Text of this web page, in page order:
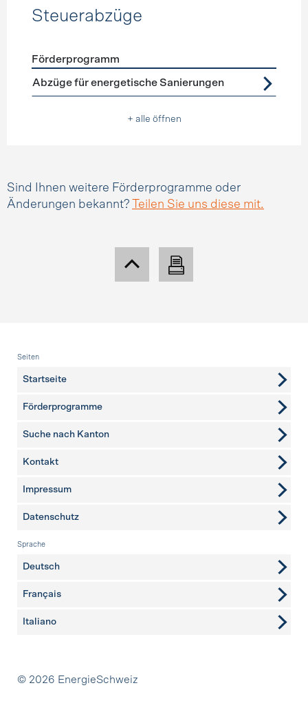
Steuerabzüge
Förderprogramme Steuerabzüge
Förderprogramm
Abzüge für energetische Sanierungen
+ alle öffnen
Sind Ihnen weitere Förderprogramme oder
Änderungen bekannt?
Teilen Sie uns diese mit.
Fusszeile
Seiten
Startseite
Förderprogramme
Suche nach Kanton
weitere Seiten
Kontakt
Impressum
Datenschutz
Sprache
Deutsch
Français
Italiano
Partner
© 2026 EnergieSchweiz